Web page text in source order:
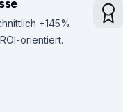
+145%
orientiert.